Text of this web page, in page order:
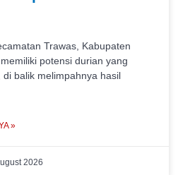
Trawas, Kabupaten
potensi durian yang
balik melimpahnya hasil
»
2026